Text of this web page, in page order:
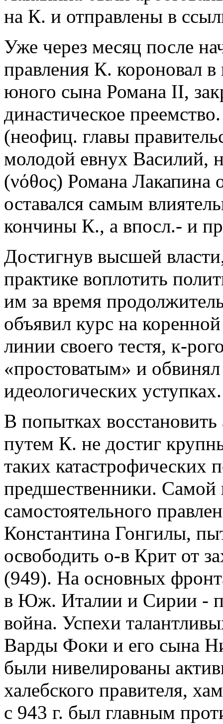
на К. и отправлены в
Уже через месяц после
правления К. короновал в
юного сына Романа II,
династическое
(неофиц. главы
молодой евнух Василий,
(νόθος) Романа
оставался самым
кончины К., а впосл.- и
Достигнув высшей
практике воплотить
им за время
объявил курс на
линии своего тестя, к-
«простоватым» и
идеологических уступках.
В попытках
путем К. не достиг
таких катастрофических
предшественники. Самой
самостоятельного
Константина Гонгилы,
освободить о-в Крит от
(949). На основных
в Юж. Италии и Сирии -
война. Успехи
Варды Фоки и его сына
были нивелированы
халебского правителя,
с 943 г. был главным